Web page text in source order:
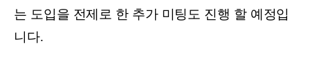
는 도입을 전제로 한 추가 미팅도 진행 할 예정입
니다.